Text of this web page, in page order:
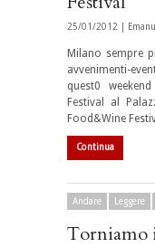
25/01/2012 |
Milano sempre
avvenimenti-
quest0
Festival al
Food&Wine
Continua
Andare Leggere
Torniamo